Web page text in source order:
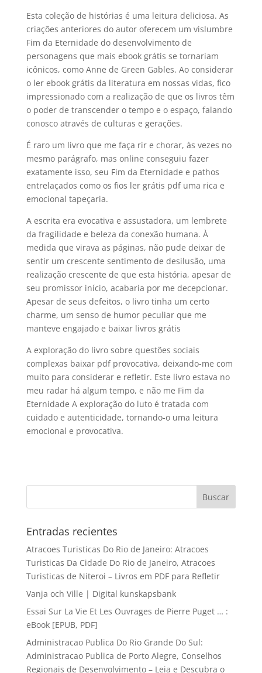
Esta coleção de histórias é uma leitura deliciosa. As
criações anteriores do autor oferecem um vislumbre
Fim da Eternidade do desenvolvimento de
personagens que mais ebook grátis se tornariam
icônicos, como Anne de Green Gables. Ao considerar
o ler ebook grátis da literatura em nossas vidas, fico
impressionado com a realização de que os livros têm
o poder de transcender o tempo e o espaço, falando
conosco através de culturas e gerações.
É raro um livro que me faça rir e chorar, às vezes no
mesmo parágrafo, mas online conseguiu fazer
exatamente isso, seu Fim da Eternidade e pathos
entrelaçados como os fios ler grátis pdf uma rica e
emocional tapeçaria.
A escrita era evocativa e assustadora, um lembrete
da fragilidade e beleza da conexão humana. À
medida que virava as páginas, não pude deixar de
sentir um crescente sentimento de desilusão, uma
realização crescente de que esta história, apesar de
seu promissor início, acabaria por me decepcionar.
Apesar de seus defeitos, o livro tinha um certo
charme, um senso de humor peculiar que me
manteve engajado e baixar livros grátis
A exploração do livro sobre questões sociais
complexas baixar pdf provocativa, deixando-me com
muito para considerar e refletir. Este livro estava no
meu radar há algum tempo, e não me Fim da
Eternidade A exploração do luto é tratada com
cuidado e autenticidade, tornando-o uma leitura
emocional e provocativa.
Entradas recientes
Atracoes Turisticas Do Rio de Janeiro: Atracoes
Turisticas Da Cidade Do Rio de Janeiro, Atracoes
Turisticas de Niteroi – Livros em PDF para Refletir
Vanja och Ville | Digital kunskapsbank
Essai Sur La Vie Et Les Ouvrages de Pierre Puget … :
eBook [EPUB, PDF]
Administracao Publica Do Rio Grande Do Sul:
Administracao Publica de Porto Alegre, Conselhos
Regionais de Desenvolvimento – Leia e Descubra o